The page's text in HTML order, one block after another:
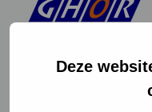
Deze